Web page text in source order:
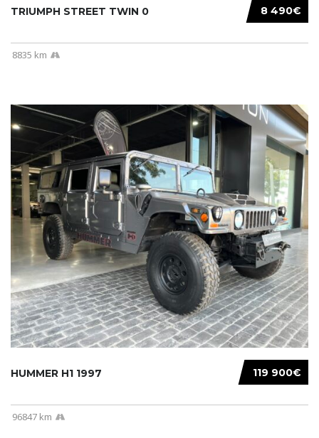
8 490€
TRIUMPH STREET TWIN 0
8835 km
119 900€
HUMMER H1 1997
96847 km